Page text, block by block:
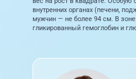
внутренних органах (печени,
мужчин — не более 94 см. В зоне
гликированный гемоглобин и